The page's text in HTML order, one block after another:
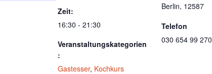
Zeit:
16:30 - 21:30
Veranstaltungskategorien
:
Gastesser, Kochkurs
Berlin, 12587
Telefon
030 654 99 270